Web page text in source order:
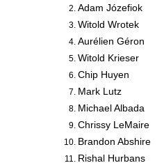
Adam Józefiok
Witold Wrotek
Aurélien Géron
Witold Krieser
Chip Huyen
Mark Lutz
Michael Albada
Chrissy LeMaire
Brandon Abshire
Rishal Hurbans